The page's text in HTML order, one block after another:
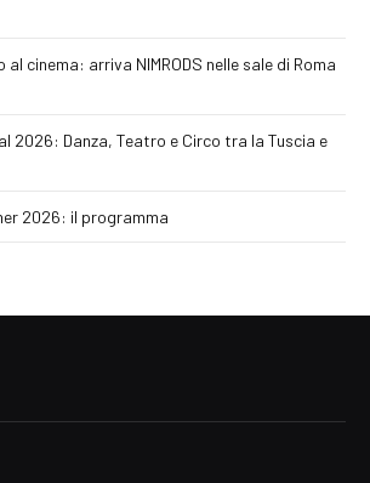
al cinema: arriva NIMRODS nelle sale di Roma
2026: Danza, Teatro e Circo tra la Tuscia e
2026: il programma